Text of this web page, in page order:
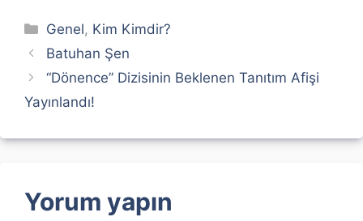
Kategoriler
Genel, Kim Kimdir?
Batuhan Şen
“Dönence” Dizisinin Beklenen Tanıtım Afişi
Yayınlandı!
Yorum yapın